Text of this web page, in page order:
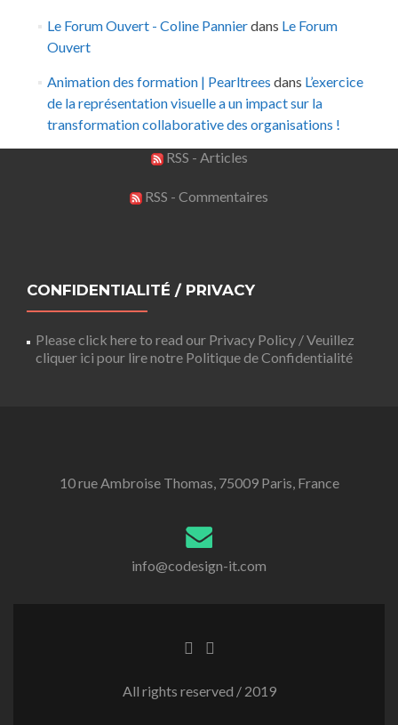
Le Forum Ouvert - Coline Pannierdans Le Forum
Ouvert
Animation des formation | Pearltrees dans L’exercice
de la représentation visuelle a un impact sur la
transformation collaborative des organisations !
RSS - Articles
RSS - Commentaires
CONFIDENTIALITÉ / PRIVACY
Please click here to read our Privacy Policy / Veuillez
cliquer ici pour lire notre Politique de Confidentialité
10 rue Ambroise Thomas, 75009 Paris, France
info@codesign-it.com
All rights reserved / 2019